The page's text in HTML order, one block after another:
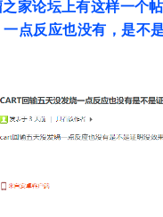
家论坛上有这样一个
点反应也没有，是不